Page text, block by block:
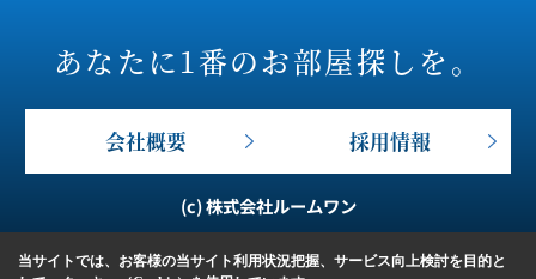
あなたに1番のお部屋探しを。
会社概要 採用情報
(c) 株式会社ルームワン
当サイトでは、お客様の当サイト利用状況把握、サービス向上検討を目的と